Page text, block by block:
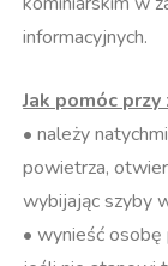
informacyjnych.
Jak pomóc
• należy
powietrza,
wybijając szyby
• wynieść